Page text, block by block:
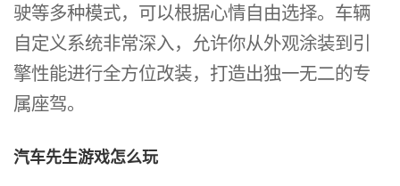
驶等多种模式，可以根据心情自由选择。车辆
自定义系统非常深入，允许你从外观涂装到引
擎性能进行全方位改装，打造出独一无二的专
属座驾。
汽车先生游戏怎么玩